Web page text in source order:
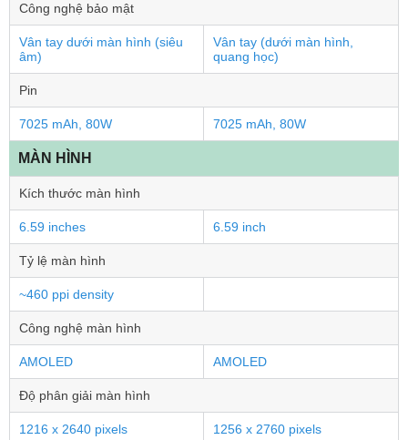
Công nghệ bảo mật
Vân tay dưới màn hình (siêu
âm)
Vân tay (dưới màn hình,
quang học)
Pin
7025 mAh, 80W 7025 mAh, 80W
MÀN HÌNH
Kích thước màn hình
6.59 inches 6.59 inch
Tỷ lệ màn hình
~460 ppi density
Công nghệ màn hình
AMOLED AMOLED
Độ phân giải màn hình
1216 x 2640 pixels 1256 x 2760 pixels